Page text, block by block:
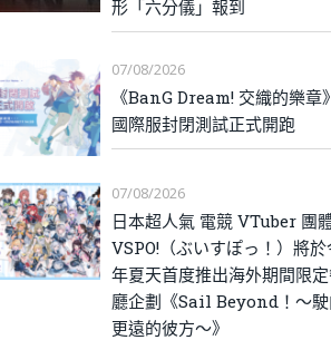
形「六分儀」報到
07/08/2026
《BanG Dream! 交織的樂章》
國際服封閉測試正式開跑
07/08/2026
日本超人氣 電競 VTuber 團
VSPO!（ぶいすぽっ！）將於
年夏天首度推出海外期間限
廳企劃《Sail Beyond！～駛
更遠的彼方～》